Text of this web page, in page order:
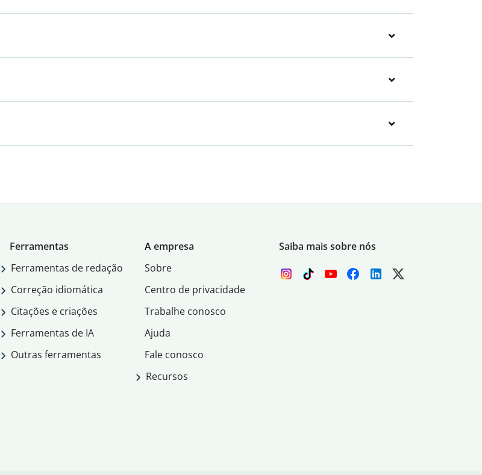
Ferramentas
Ferramentas de redação
Correção idiomática
Citações e criações
Ferramentas de IA
Outras ferramentas
A empresa
Sobre
Centro de privacidade
Trabalhe conosco
Ajuda
Fale conosco
Recursos
Saiba mais sobre nós